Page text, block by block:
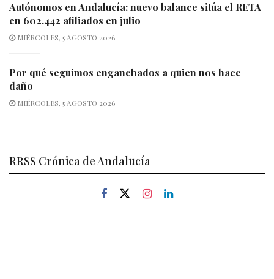
Autónomos en Andalucía: nuevo balance sitúa el RETA
en 602.442 afiliados en julio
MIÉRCOLES, 5 AGOSTO 2026
Por qué seguimos enganchados a quien nos hace
daño
MIÉRCOLES, 5 AGOSTO 2026
RRSS Crónica de Andalucía